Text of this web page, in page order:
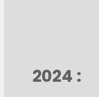
2024 :